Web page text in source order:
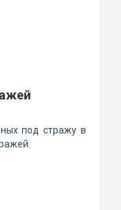
под стражу в